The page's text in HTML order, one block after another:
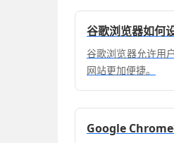
谷歌浏览器如何
谷歌浏览器允许用
网站更加便捷。
Google Chrome